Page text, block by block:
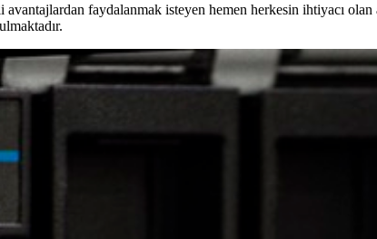
avantajlardan faydalanmak isteyen hemen herkesin ihtiyacı